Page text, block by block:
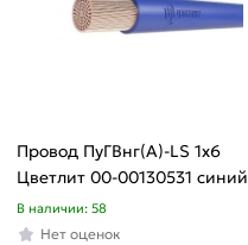
Провод ПуГВнг(А)-LS 1х6
Цветлит 00-00130531 синий
В наличии: 58
Нет оценок